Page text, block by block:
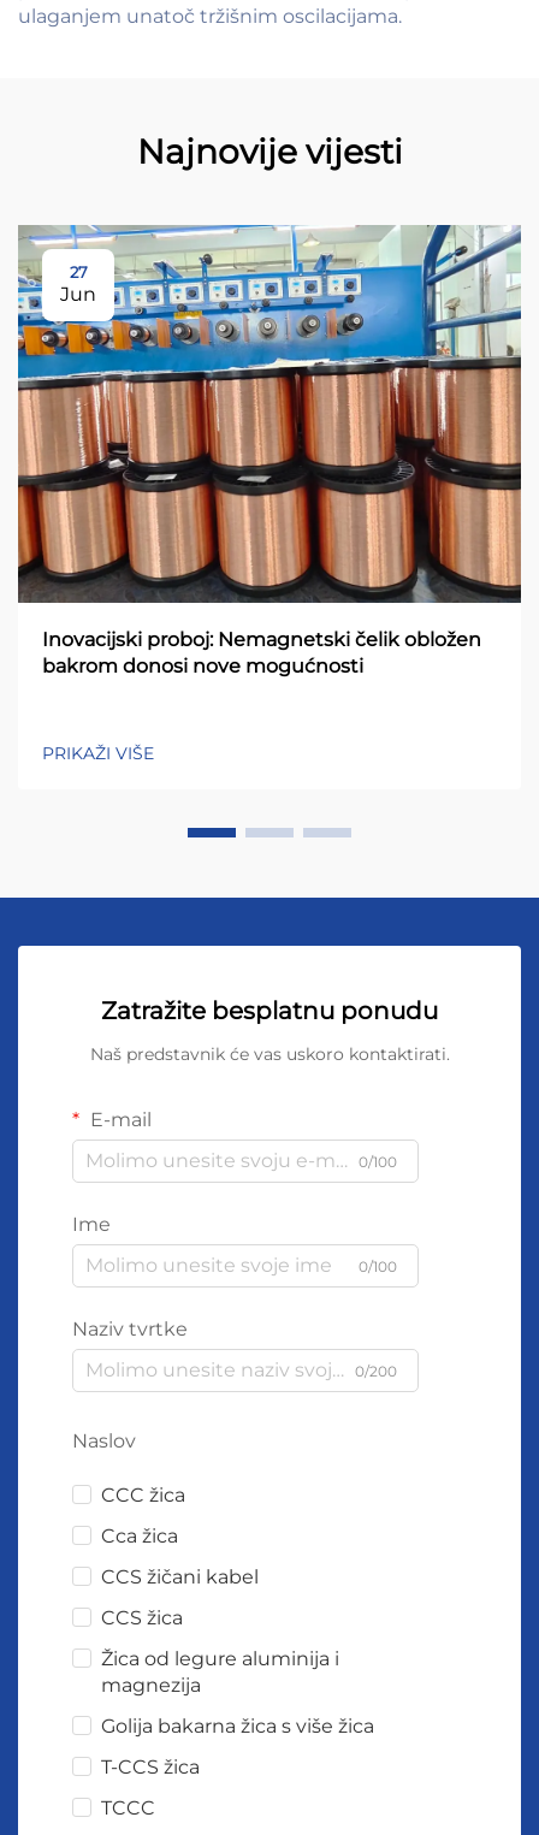
ulaganjem unatoč tržišnim oscilacijama.
Najnovije vijesti
27
Jun
Inovacijski proboj: Nemagnetski čelik obložen
bakrom donosi nove mogućnosti
PRIKAŽI VIŠE
Zatražite besplatnu ponudu
Naš predstavnik će vas uskoro kontaktirati.
E-mail
0/100
Ime
0/100
Naziv tvrtke
0/200
Naslov
CCC žica
Cca žica
CCS žičani kabel
CCS žica
Žica od legure aluminija i
magnezija
Golija bakarna žica s više žica
T-CCS žica
TCCC